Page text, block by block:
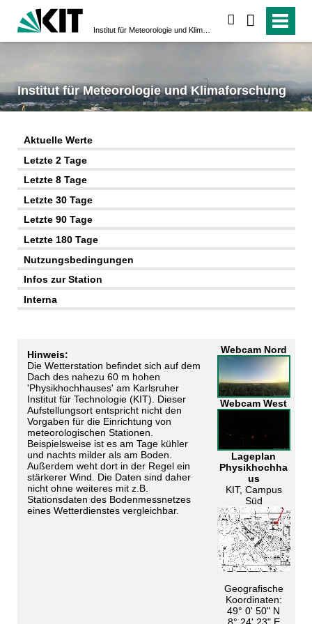
Institut für Meteorologie und Klimaforschung
Aktuelle Werte
Letzte 2 Tage
Letzte 8 Tage
Letzte 30 Tage
Letzte 90 Tage
Letzte 180 Tage
Nutzungsbedingungen
Infos zur Station
Interna
Hinweis:
Die Wetterstation befindet sich auf dem
Dach des nahezu 60 m hohen
'Physikhochhauses' am Karlsruher
Institut für Technologie (KIT). Dieser
Aufstellungsort entspricht nicht den
Vorgaben für die Einrichtung von
meteorologischen Stationen.
Beispielsweise ist es am Tage kühler
und nachts milder als am Boden.
Außerdem weht dort in der Regel ein
stärkerer Wind. Die Daten sind daher
nicht ohne weiteres mit z.B.
Stationsdaten des Bodenmessnetzes
eines Wetterdienstes vergleichbar.
Webcam Nord
Webcam West
Lageplan
Physikhochha
us
KIT, Campus
Süd
Geografische
Koordinaten:
49° 0' 50" N
8° 24' 23" E